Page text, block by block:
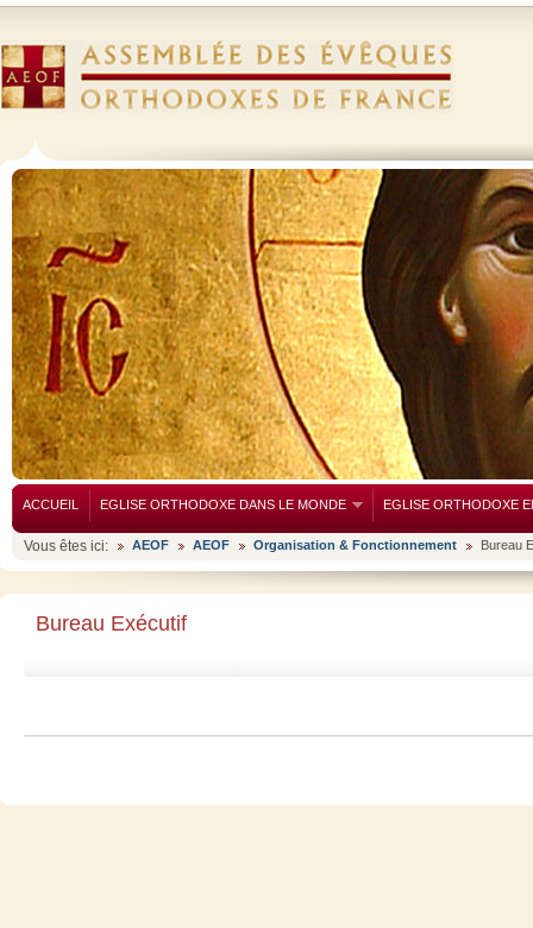
ACCUEIL EGLISE ORTHODOXE DANS LE MONDE EGLISE ORTHODOXE
Vous êtes ici: AEOF AEOF Organisation & Fonctionnement Bureau
Bureau Exécutif